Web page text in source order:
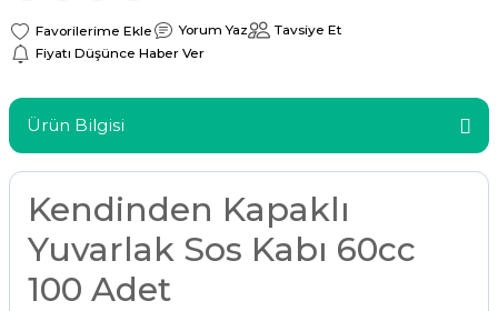
Yorum Yaz
Tavsiye Et
Fiyatı Düşünce Haber Ver
Ürün Bilgisi
Kendinden Kapaklı
Yuvarlak Sos Kabı 60cc
100 Adet